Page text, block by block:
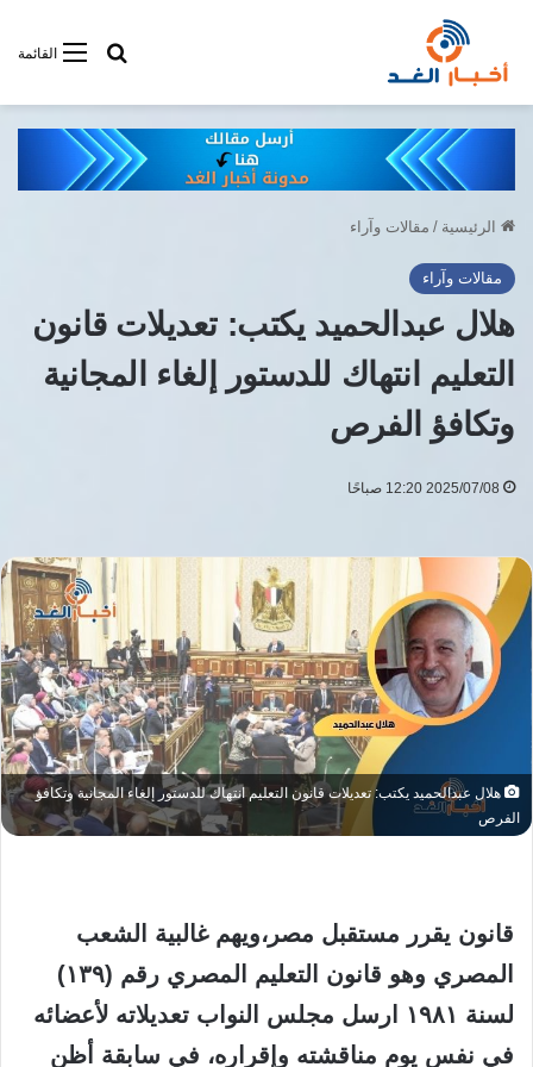
القائمةأبحت فى
الرئيسية / مقالات وآراء
مقالات وآراء
هلال عبدالحميد يكتب: تعديلات قانون
التعليم انتهاك للدستور إلغاء المجانية
وتكافؤ الفرص
2025/07/08 12:20 صباحًا
هلال عبدالحميد يكتب: تعديلات قانون التعليم انتهاك للدستور إلغاء المجانية وتكافؤ
الفرص
قانون يقرر مستقبل مصر،ويهم غالبية الشعب
المصري وهو قانون التعليم المصري رقم (١٣٩)
لسنة ١٩٨١ ارسل مجلس النواب تعديلاته لأعضائه
في نفس يوم مناقشته وإقراره، في سابقة أظن